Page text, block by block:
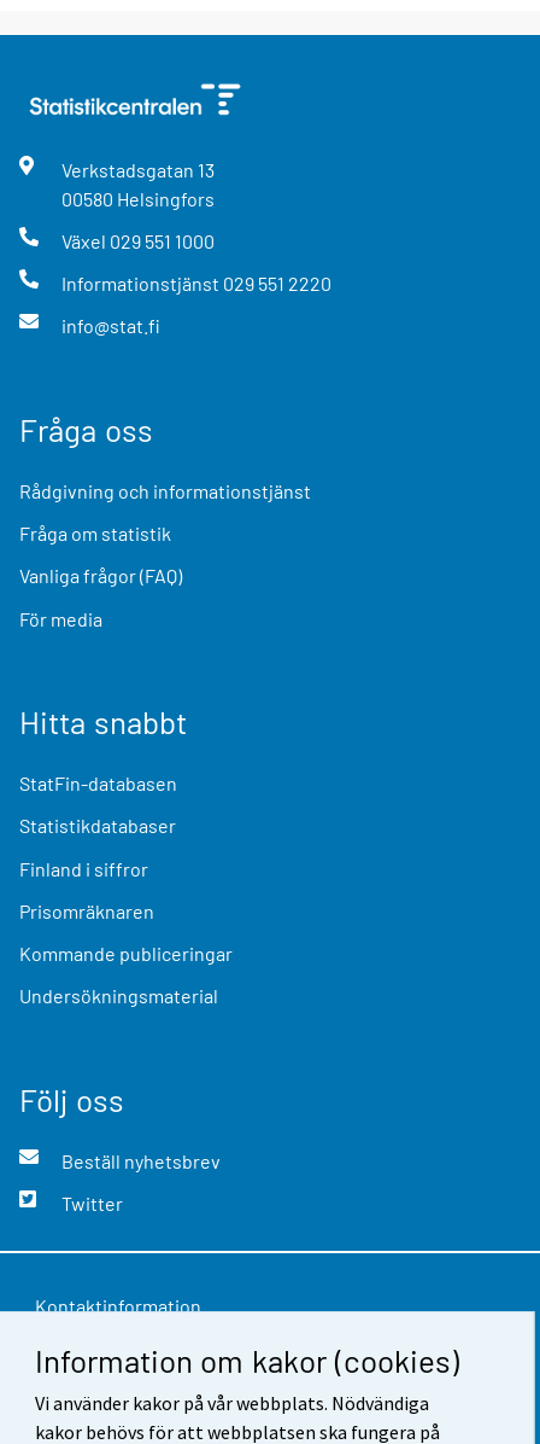
Information om kakor (cookies)
Vi använder kakor på vår webbplats. Nödvändiga
kakor behövs för att webbplatsen ska fungera på
Verkstadsgatan 13
00580 Helsingfors
Växel 029 551 1000
Informationstjänst 029 551 2220
info@stat.fi
Fråga oss
Rådgivning och informationstjänst
Fråga om statistik
Vanliga frågor (FAQ)
För media
Hitta snabbt
StatFin-databasen
Statistikdatabaser
Finland i siffror
Prisomräknaren
Kommande publiceringar
Undersökningsmaterial
Följ oss
Beställ nyhetsbrev
Twitter
Kontaktinformation
Respons
Användarvillkor